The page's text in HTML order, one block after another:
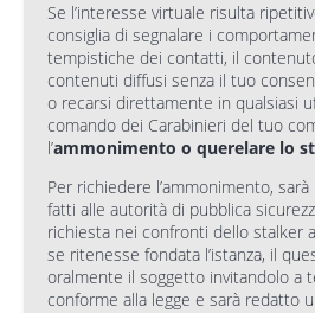
Se l’interesse virtuale risulta
consiglia di segnalare i
tempistiche dei contatti, il
contenuti diffusi senza il tuo
o recarsi direttamente in qualsiasi
comando dei Carabinieri del tuo
l’ammonimento o querelare lo
Per richiedere l’ammonimento,
fatti alle autorità di pubblica
richiesta nei confronti dello stalker
se ritenesse fondata l’istanza, il
oralmente il soggetto invitandolo a
conforme alla legge e sarà redatto